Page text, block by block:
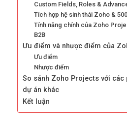
Custom Fields, Roles &
Tích hợp hệ sinh thái Zoho &
Tính năng chính của Zoho
B2B
Ưu điểm và nhược điểm của
Ưu điểm
Nhược điểm
So sánh Zoho Projects với các
dự án khác
Kết luận